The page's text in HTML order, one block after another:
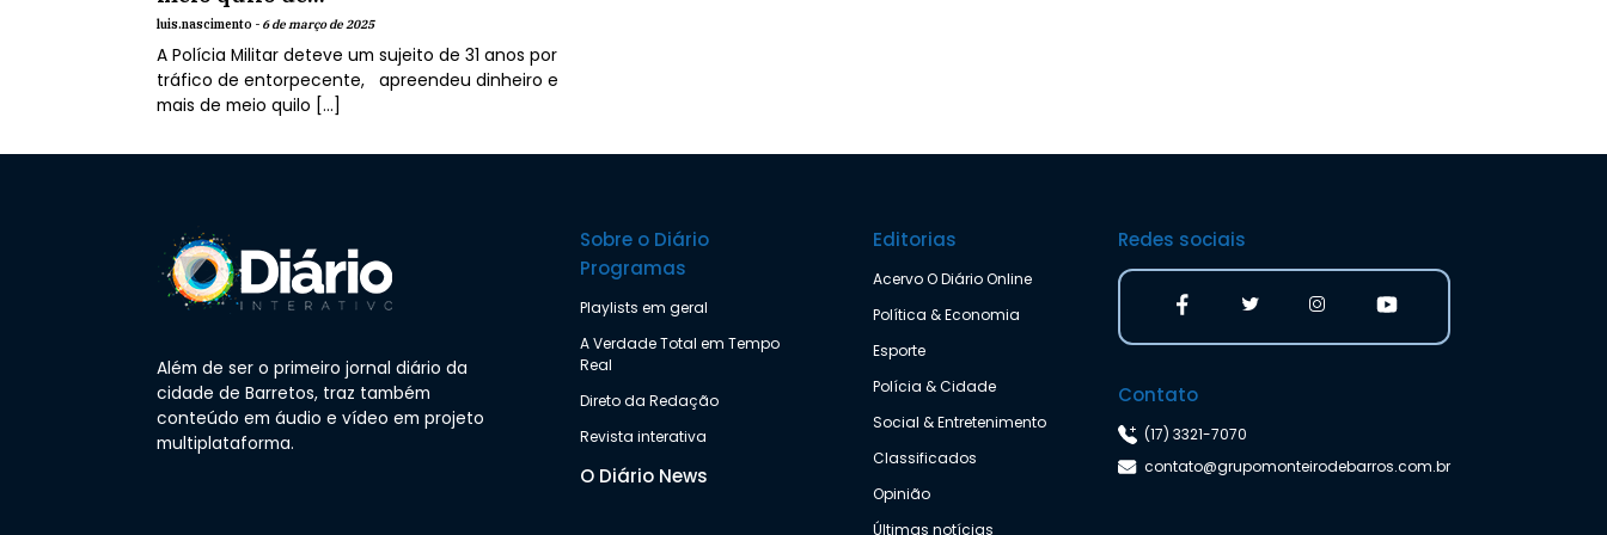
luis.nascimento - 6 de março de 2025
A Polícia Militar deteve um sujeito de 31 anos por
tráfico de entorpecente, apreendeu dinheiro e
mais de meio quilo […]
Além de ser o primeiro jornal diário da
cidade de Barretos, traz também
conteúdo em áudio e vídeo em projeto
multiplataforma.
Sobre o Diário
Programas
Playlists em geral
A Verdade Total em Tempo
Real
Direto da Redação
Revista interativa
O Diário News
Editorias
Acervo O Diário Online
Política & Economia
Esporte
Polícia & Cidade
Social & Entretenimento
Classificados
Opinião
Últimas notícias
Redes sociais
Contato
(17) 3321-7070
contato@grupomonteirodebarros.com.br